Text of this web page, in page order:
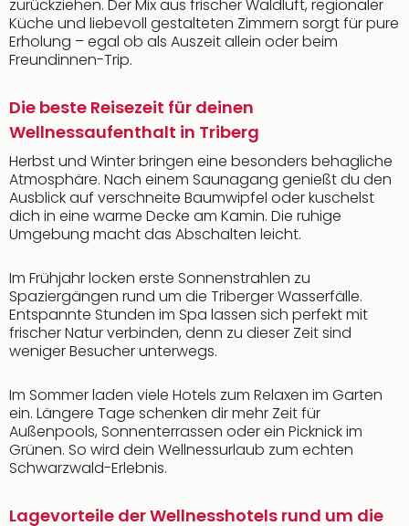
zurückziehen. Der Mix aus frischer Waldluft, regionaler
Küche und liebevoll gestalteten Zimmern sorgt für pure
Erholung – egal ob als Auszeit allein oder beim
Freundinnen-Trip.
Die beste Reisezeit für deinen
Wellnessaufenthalt in Triberg
Herbst und Winter bringen eine besonders behagliche
Atmosphäre. Nach einem Saunagang genießt du den
Ausblick auf verschneite Baumwipfel oder kuschelst
dich in eine warme Decke am Kamin. Die ruhige
Umgebung macht das Abschalten leicht.
Im Frühjahr locken erste Sonnenstrahlen zu
Spaziergängen rund um die Triberger Wasserfälle.
Entspannte Stunden im Spa lassen sich perfekt mit
frischer Natur verbinden, denn zu dieser Zeit sind
weniger Besucher unterwegs.
Im Sommer laden viele Hotels zum Relaxen im Garten
ein. Längere Tage schenken dir mehr Zeit für
Außenpools, Sonnenterrassen oder ein Picknick im
Grünen. So wird dein Wellnessurlaub zum echten
Schwarzwald-Erlebnis.
Lagevorteile der Wellnesshotels rund um die